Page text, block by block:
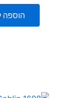
מתוך
הוספה